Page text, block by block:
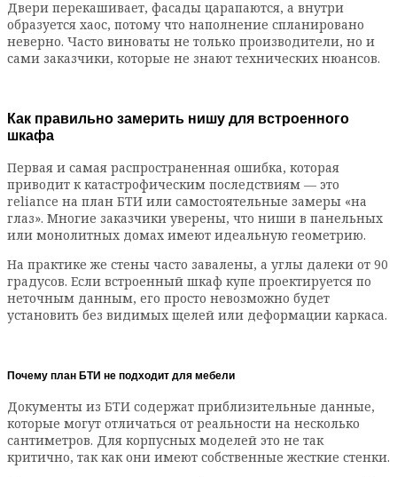
Двери перекашивает, фасады царапаются, а внутри
образуется хаос, потому что наполнение спланировано
неверно. Часто виноваты не только производители, но и
сами заказчики, которые не знают технических нюансов.
Как правильно замерить нишу для встроенного
шкафа
Первая и самая распространенная ошибка, которая
приводит к катастрофическим последствиям — это
reliance на план БТИ или самостоятельные замеры «на
глаз». Многие заказчики уверены, что ниши в панельных
или монолитных домах имеют идеальную геометрию.
На практике же стены часто завалены, а углы далеки от 90
градусов. Если встроенный шкаф купе проектируется по
неточным данным, его просто невозможно будет
установить без видимых щелей или деформации каркаса.
Почему план БТИ не подходит для мебели
Документы из БТИ содержат приблизительные данные,
которые могут отличаться от реальности на несколько
сантиметров. Для корпусных моделей это не так
критично, так как они имеют собственные жесткие стенки.